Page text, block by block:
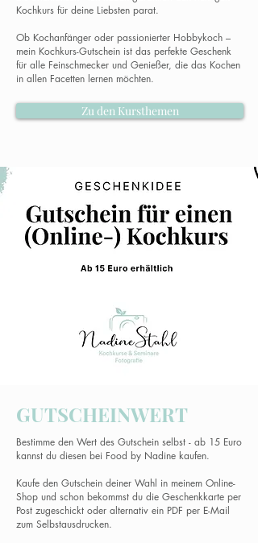
Kochkurs für deine Liebsten parat.
Ob Kochanfänger oder passionierter Hobbykoch –
mein Kochkurs-Gutschein ist das perfekte Geschenk
für alle Feinschmecker und Genießer, die das Kochen
in allen Facetten lernen möchten.
Zu den Kursthemen
GUTSCHEINWERT
Bestimme den Wert des Gutschein selbst - ab 15 Euro
kannst du diesen bei Food by Nadine kaufen.
Kaufe den Gutschein deiner Wahl in meinem Online-
Shop und schon bekommst du die Geschenkkarte per
Post zugeschickt oder alternativ ein PDF per E-Mail
zum Selbstausdrucken.